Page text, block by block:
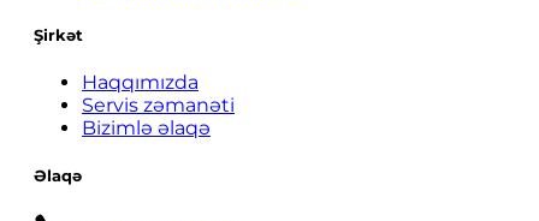
Şirkət
Haqqımızda
Servis zəmanəti
Bizimlə əlaqə
Əlaqə